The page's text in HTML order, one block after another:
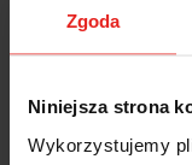
Zgoda
Niniejsza strona
Wykorzystujemy